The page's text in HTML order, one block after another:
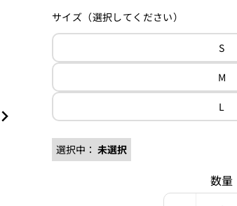
価
格
サイズ（選択してください）
Sバ
エ
ー
ョ
売
い
る
か
Mバ
エ
ョ
切
れ
て
L
エ
は
売
り
選択中： 未選択
数量